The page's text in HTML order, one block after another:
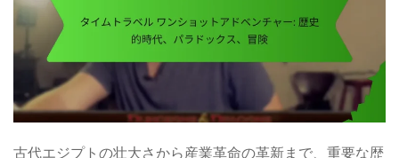
古代エジプトの壮大さから産業革命の革新まで、重要な歴